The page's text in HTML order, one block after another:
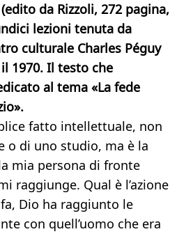
da Rizzoli, 272 pagina,
lezioni tenuta da
culturale Charles Péguy
1970. Il testo che
al tema «La fede
fatto intellettuale, non
o di uno studio, ma è la
mia persona di fronte
raggiunge. Qual è l’azione
Dio ha raggiunto le
con quell’uomo che era